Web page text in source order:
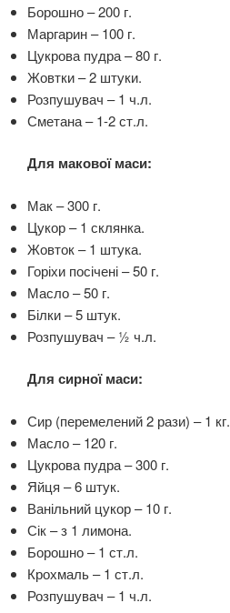
Борошно – 200 г.
Маргарин – 100 г.
Цукрова пудра – 80 г.
Жовтки – 2 штуки.
Розпушувач – 1 ч.л.
Сметана – 1-2 ст.л.
Для макової маси:
Мак – 300 г.
Цукор – 1 склянка.
Жовток – 1 штука.
Горіхи посічені – 50 г.
Масло – 50 г.
Білки – 5 штук.
Розпушувач – ½ ч.л.
Для сирної маси:
Сир (перемелений 2 рази) – 1 кг.
Масло – 120 г.
Цукрова пудра – 300 г.
Яйця – 6 штук.
Ванільний цукор – 10 г.
Сік – з 1 лимона.
Борошно – 1 ст.л.
Крохмаль – 1 ст.л.
Розпушувач – 1 ч.л.